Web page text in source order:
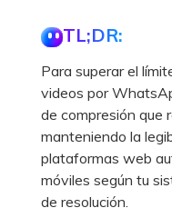
TL;DR:
Para superar el
videos por
de compresión que
manteniendo la
plataformas web
móviles según tu
de resolución.